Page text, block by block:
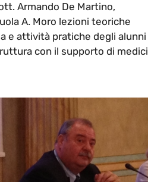
Armando De Martino,
A. Moro lezioni teoriche
e attività pratiche degli alunni
con il supporto di medici